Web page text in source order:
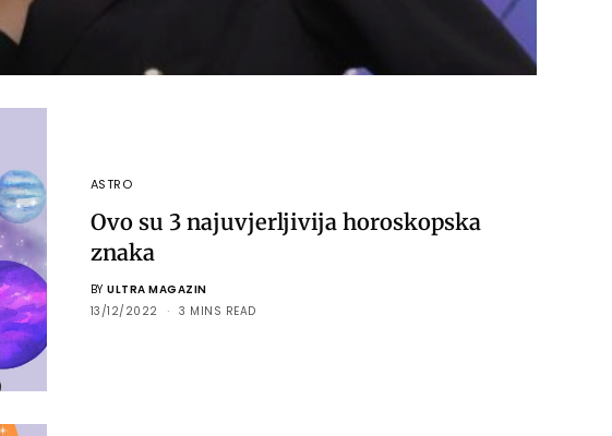
ASTRO
Ovo su 3 najuvjerljivija horoskopska
znaka
BY ULTRA MAGAZIN
13/12/2022
3 MINS READ